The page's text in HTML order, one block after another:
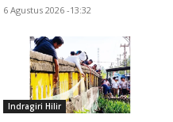
6 Agustus 2026 -13:32
Indragiri Hilir